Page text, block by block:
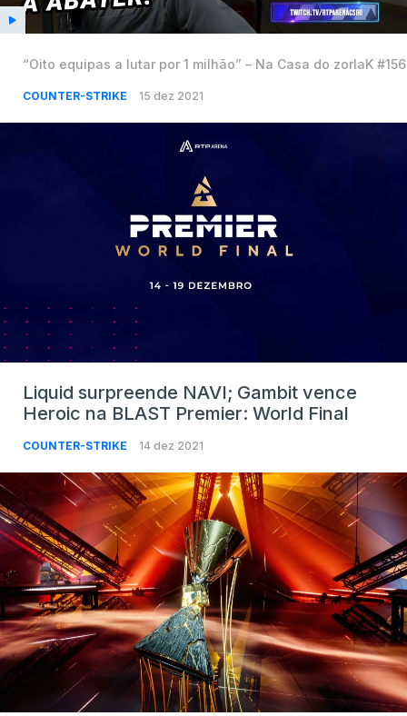
“Oito equipas a lutar por 1 milhão” – Na Casa do zorlaK #156
COUNTER-STRIKE 15 dez 2021
Liquid surpreende NAVI; Gambit vence
Heroic na BLAST Premier: World Final
COUNTER-STRIKE 14 dez 2021